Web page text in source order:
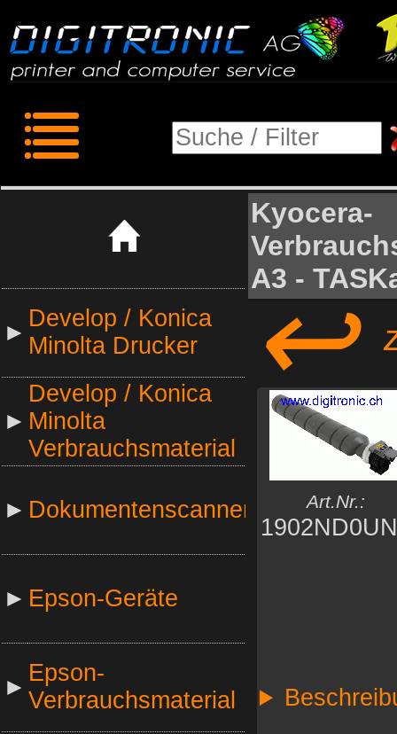
►
Develop / Konica
Minolta Drucker
►
Develop / Konica
Minolta
Verbrauchsmaterial
► Dokumentenscanner
► Epson-Geräte
►
Epson-
Verbrauchsmaterial
Kyocera-
A3 -
↩
Art.Nr.: